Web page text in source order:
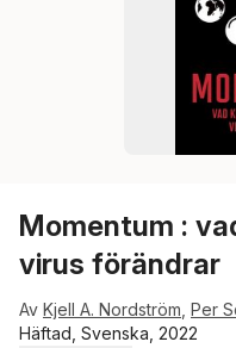
Momentum :
virus förändrar
Av Kjell A. Nordström Per
Häftad, Svenska, 2022